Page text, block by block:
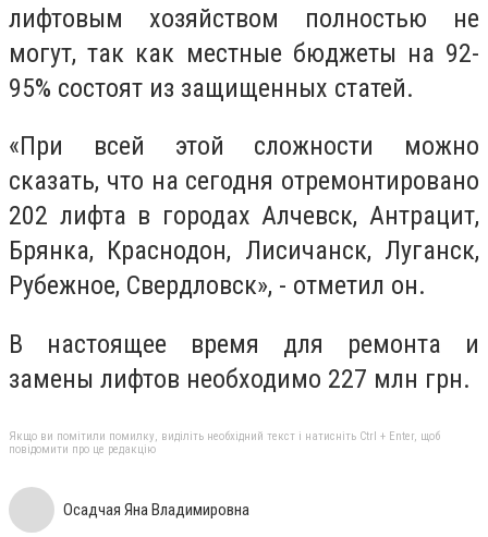
лифтовым хозяйством полностью не
могут, так как местные бюджеты на 92-
95% состоят из защищенных статей.
«При всей этой сложности можно
сказать, что на сегодня отремонтировано
202 лифта в городах Алчевск, Антрацит,
Брянка, Краснодон, Лисичанск, Луганск,
Рубежное, Свердловск», - отметил он.
В настоящее время для ремонта и
замены лифтов необходимо 227 млн грн.
Якщо ви помітили помилку, виділіть необхідний текст і натисніть Ctrl + Enter, щоб
повідомити про це редакцію
Осадчая Яна Владимировна